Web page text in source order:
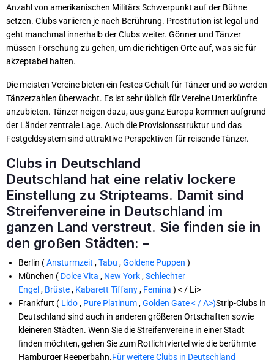
Anzahl von amerikanischen Militärs Schwerpunkt auf der Bühne
setzen. Clubs variieren je nach Berührung. Prostitution ist legal und
geht manchmal innerhalb der Clubs weiter. Gönner und Tänzer
müssen Forschung zu gehen, um die richtigen Orte auf, was sie für
akzeptabel halten.
Die meisten Vereine bieten ein festes Gehalt für Tänzer und so werden
Tänzerzahlen überwacht. Es ist sehr üblich für Vereine Unterkünfte
anzubieten. Tänzer neigen dazu, aus ganz Europa kommen aufgrund
der Länder zentrale Lage. Auch die Provisionsstruktur und das
Festgeldsystem sind attraktive Perspektiven für reisende Tänzer.
Clubs in Deutschland
Deutschland hat eine relativ lockere
Einstellung zu Stripteams. Damit sind
Streifenvereine in Deutschland im
ganzen Land verstreut. Sie finden sie in
den großen Städten: –
Berlin (Ansturmzeit ,Tabu ,Goldene Puppen )
München ( Dolce Vita , New York,Schlechter
Engel , Brüste, Kabarett Tiffany, Femina ) < / Li>
Frankfurt ( Lido, Pure Platinum,Golden Gate < / A>)Strip-Clubs in
Deutschland sind auch in anderen größeren Ortschaften sowie
kleineren Städten. Wenn Sie die Streifenvereine in einer Stadt
finden möchten, gehen Sie zum Rotlichtviertel wie die berühmte
Hamburger Reeperbahn.Für weitere Clubs in Deutschland